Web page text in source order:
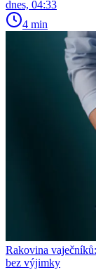
dnes, 04:33
4 min
Rakovina
bez výjimky